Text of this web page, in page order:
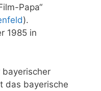
Papa“
).
1985 in
bayerischer
das bayerische